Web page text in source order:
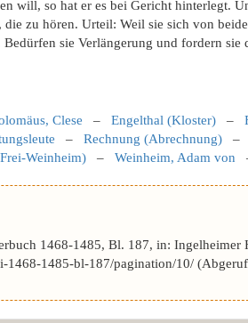
will, so hat er es bei Gericht hinterlegt.
zu hören. Urteil: Weil sie sich von
sie Verlängerung und fordern sie
Clese – Engelthal (Kloster) –
– Rechnung (Abrechnung)
Weinheim) – Weinheim, Adam von
1468-1485, Bl. 187, in: Ingelheimer
1468-1485-bl-187/pagination/10/